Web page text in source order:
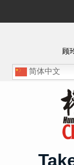
顾
简体中文